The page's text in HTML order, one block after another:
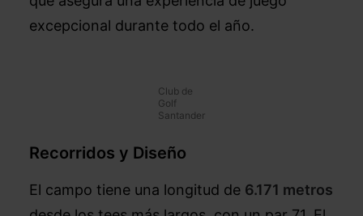
excepcional durante todo el año.
Club de
Golf
Santander
Recorridos y Diseño
El campo tiene una longitud de 6.171 metros